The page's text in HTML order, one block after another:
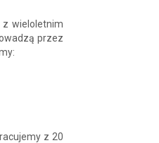
z wieloletnim
przez
z 20